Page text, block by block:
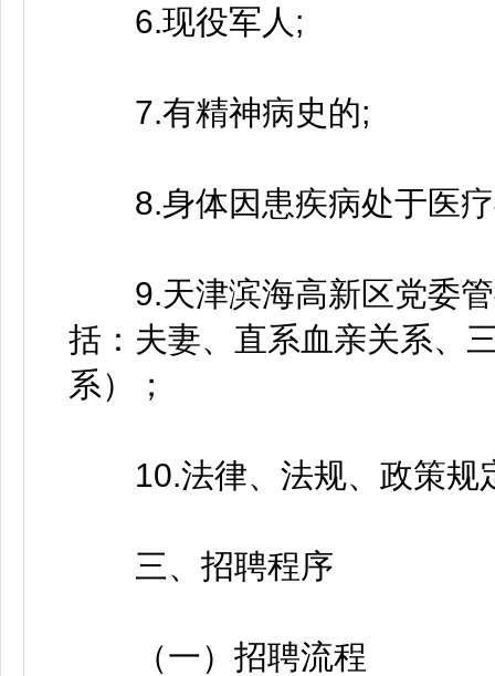
6.现役军人;
7.有精神病史的;
8.身体因患疾病处于医疗
9.天津滨海高新区党委管
括：夫妻、直系血亲关系、
系）；
10.法律、法规、政策规
三、招聘程序
（一）招聘流程